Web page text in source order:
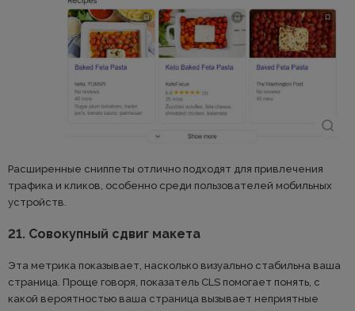
Расширенные сниппеты отлично подходят для привлечения
трафика и кликов, особенно среди пользователей мобильных
устройств.
21. Совокупный сдвиг макета
Эта метрика показывает, насколько визуально стабильна ваша
страница. Проще говоря, показатель CLS помогает понять, с
какой вероятностью ваша страница вызывает неприятные